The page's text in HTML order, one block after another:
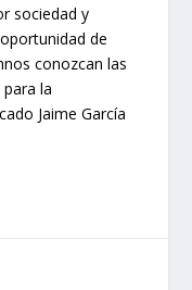
sociedad y
de
conozcan las
la
Jaime García